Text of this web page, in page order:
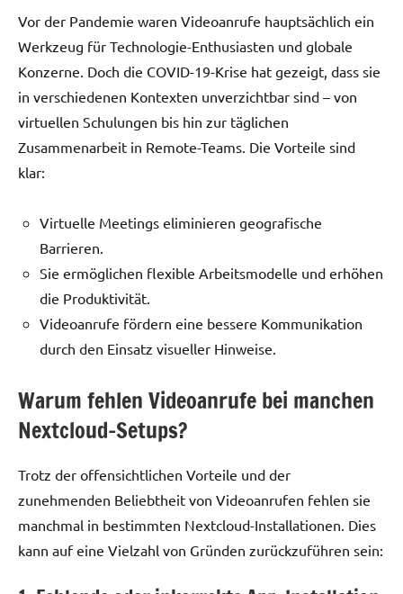
Vor der Pandemie waren Videoanrufe hauptsächlich ein
Werkzeug für Technologie-Enthusiasten und globale
Konzerne. Doch die COVID-19-Krise hat gezeigt, dass sie
in verschiedenen Kontexten unverzichtbar sind – von
virtuellen Schulungen bis hin zur täglichen
Zusammenarbeit in Remote-Teams. Die Vorteile sind
klar:
Virtuelle Meetings eliminieren geografische
Barrieren.
Sie ermöglichen flexible Arbeitsmodelle und erhöhen
die Produktivität.
Videoanrufe fördern eine bessere Kommunikation
durch den Einsatz visueller Hinweise.
Warum fehlen Videoanrufe bei manchen
Nextcloud-Setups?
Trotz der offensichtlichen Vorteile und der
zunehmenden Beliebtheit von Videoanrufen fehlen sie
manchmal in bestimmten Nextcloud-Installationen. Dies
kann auf eine Vielzahl von Gründen zurückzuführen sein: